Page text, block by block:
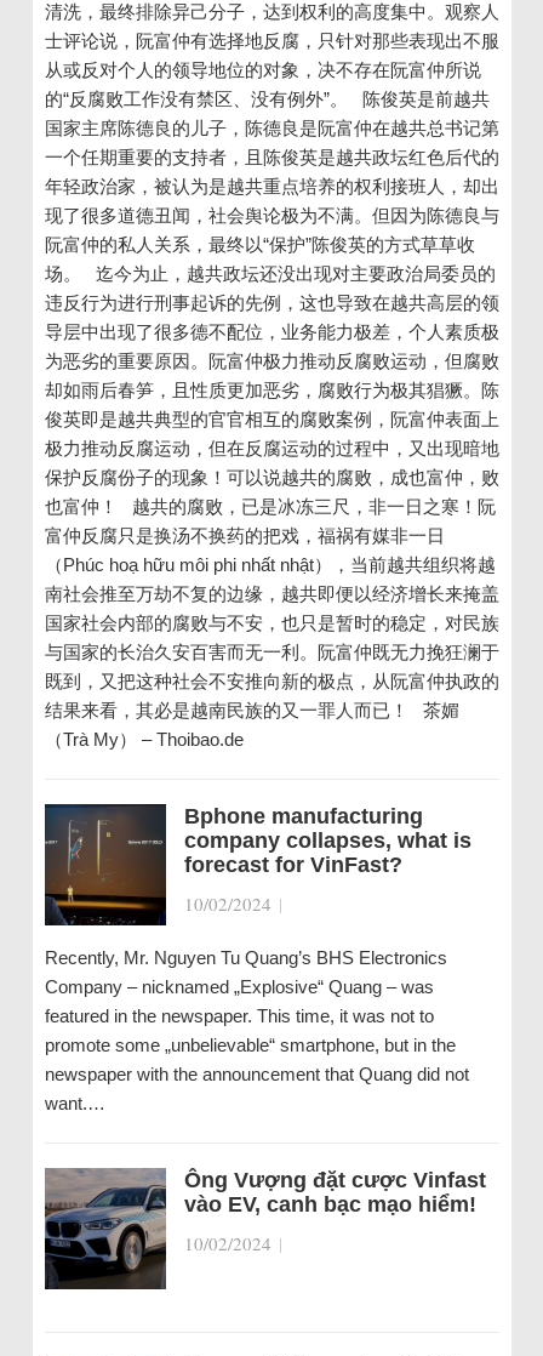
清洗，最终排除异己分子，达到权利的高度集中。观察人
士评论说，阮富仲有选择地反腐，只针对那些表现出不服
从或反对个人的领导地位的对象，决不存在阮富仲所说
的“反腐败工作没有禁区、没有例外”。 陈俊英是前越共
国家主席陈德良的儿子，陈德良是阮富仲在越共总书记第
一个任期重要的支持者，且陈俊英是越共政坛红色后代的
年轻政治家，被认为是越共重点培养的权利接班人，却出
现了很多道德丑闻，社会舆论极为不满。但因为陈德良与
阮富仲的私人关系，最终以“保护”陈俊英的方式草草收
场。 迄今为止，越共政坛还没出现对主要政治局委员的
违反行为进行刑事起诉的先例，这也导致在越共高层的领
导层中出现了很多德不配位，业务能力极差，个人素质极
为恶劣的重要原因。阮富仲极力推动反腐败运动，但腐败
却如雨后春笋，且性质更加恶劣，腐败行为极其猖獗。陈
俊英即是越共典型的官官相互的腐败案例，阮富仲表面上
极力推动反腐运动，但在反腐运动的过程中，又出现暗地
保护反腐份子的现象！可以说越共的腐败，成也富仲，败
也富仲！ 越共的腐败，已是冰冻三尺，非一日之寒！阮
富仲反腐只是换汤不换药的把戏，福祸有媒非一日
（Phúc hoạ hữu môi phi nhất nhật），当前越共组织将越
南社会推至万劫不复的边缘，越共即便以经济增长来掩盖
国家社会内部的腐败与不安，也只是暂时的稳定，对民族
与国家的长治久安百害而无一利。阮富仲既无力挽狂澜于
既到，又把这种社会不安推向新的极点，从阮富仲执政的
结果来看，其必是越南民族的又一罪人而已！ 茶媚
（Trà My） – Thoibao.de
Bphone manufacturing
company collapses, what is
forecast for VinFast?
10/02/2024 |
Recently, Mr. Nguyen Tu Quang’s BHS Electronics
Company – nicknamed „Explosive“ Quang – was
featured in the newspaper. This time, it was not to
promote some „unbelievable“ smartphone, but in the
newspaper with the announcement that Quang did not
want.…
Ông Vượng đặt cược Vinfast
vào EV, canh bạc mạo hiểm!
10/02/2024 |